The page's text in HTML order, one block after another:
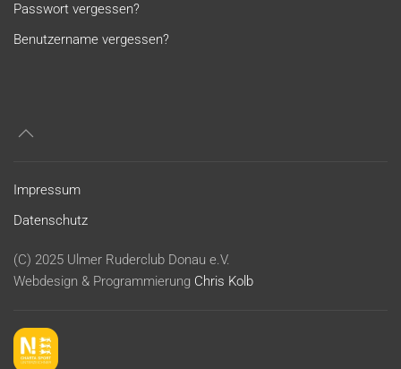
Passwort vergessen?
Benutzername vergessen?
Impressum
Datenschutz
(C) 2025 Ulmer Ruderclub Donau e.V.
Webdesign & Programmierung Chris Kolb